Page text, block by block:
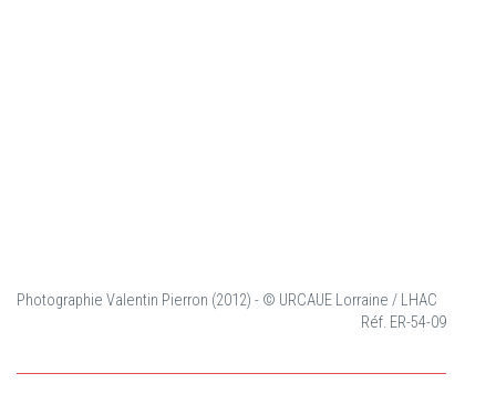
Photographie Valentin Pierron (2012) - © URCAUE Lorraine / LHAC
Réf. ER-54-09